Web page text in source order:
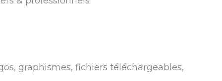
graphismes, fichiers téléchargeables,